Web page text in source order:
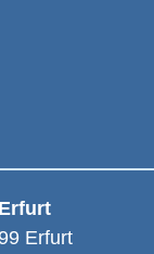
Erfurt